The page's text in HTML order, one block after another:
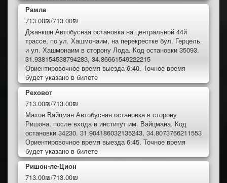
Рамла
713.00₪/713.00₪
Джанкшн Автобусная остановка на центральной 44й
трассе, по ул. Хашмонаим, на перекрестке бул. Герцель
и ул. Хашмонаим в сторону Лода. Код остановки 35093.
31.938154538794283, 34.86661549222215
Ориентировочное время выезда 6:40. Точное время
будет указано в билете
Реховот
713.00₪/713.00₪
Махон Вайцман Автобусная остановка в сторону
Ришона, после входа в институт им. Вайцмана. Код
остановки 34230. 31.904186032135243, 34.8073766211553
Ориентировочное время выезда 6:45. Точное время
будет указано в билете
Ришон-ле-Цион
713.00₪/713.00₪